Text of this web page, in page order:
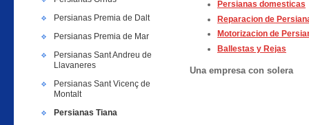
Persianas Premia de Dalt
Persianas Premia de Mar
Persianas Sant Andreu de
Llavaneres
Persianas Sant Vicenç de
Montalt
Persianas Tiana
Persianas domesticas
Reparacion de
Motorizacion de
Ballestas y Rejas
Una empresa con solera